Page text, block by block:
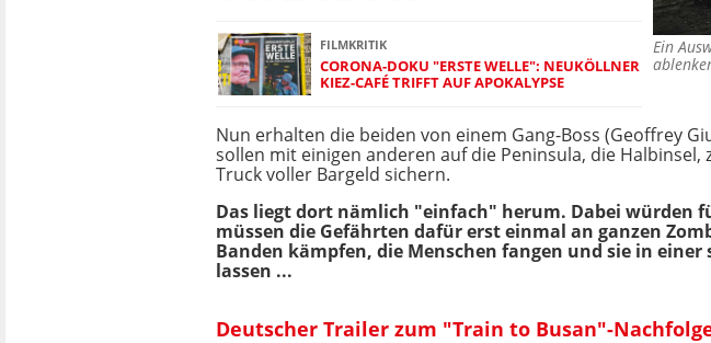
Ein
FILMKRITIK
CORONA-DOKU "ERSTE WELLE": NEUKÖLLNER
KIEZ-CAFÉ TRIFFT AUF APOKALYPSE
Nun erhalten die beiden von einem Gang-Boss (Geoffrey
sollen mit einigen anderen auf die Peninsula, die
Truck voller Bargeld sichern.
Das liegt dort nämlich "einfach" herum. Dabei würden
müssen die Gefährten dafür erst einmal an ganzen
Banden kämpfen, die Menschen fangen und sie in
lassen ...
Deutscher Trailer zum "Train to Busan"-